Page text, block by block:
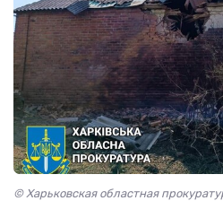
© Харьковская областная